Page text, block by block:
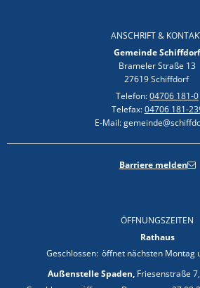
ANSCHRIFT &
Gemeinde Schiffdorf
Brameler Straße 13
27619 Schiffdorf
Telefon:04706 181-0
Telefax:04706 181-
E-Mail:
Barriere melden
ÖFFNUNGSZEITEN
Rathaus
Klicken, um weitere Öffnungs- oder
Geschlossen: öffnet nächsten Montag
Außenstelle Spaden, Friesenstraße